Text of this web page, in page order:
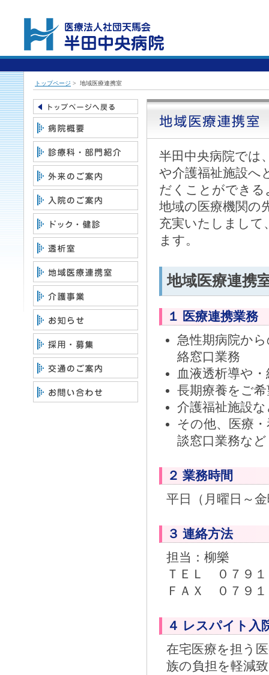
トップページ > 地域医療連携室
半田中央病院では
や介護福祉施設へ
だくことができる
地域の医療機関の
充実いたしまして
ます。
地域医療連携
１ 医療連携業務
急性期病院か
絡窓口業務
血液透析導や
長期療養をご
介護福祉施設
その他、医療
談窓口業務など
２ 業務時間
平日（月曜日～
３ 連絡方法
担当：柳樂
ＴＥＬ ０７９１
ＦＡＸ ０７９１
４ レスパイト入
在宅医療を担う
族の負担を軽減